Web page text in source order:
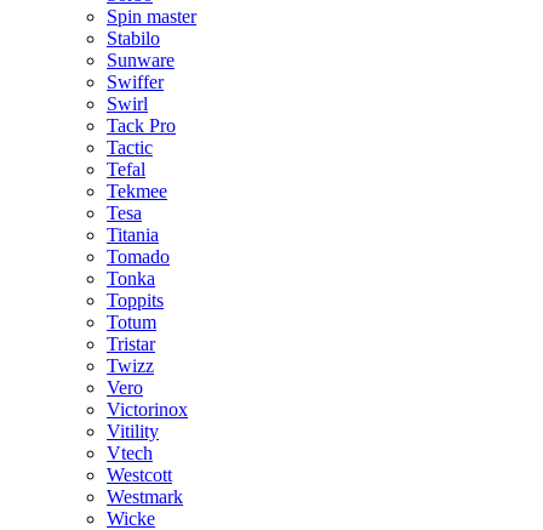
Spin master
Stabilo
Sunware
Swiffer
Swirl
Tack Pro
Tactic
Tefal
Tekmee
Tesa
Titania
Tomado
Tonka
Toppits
Totum
Tristar
Twizz
Vero
Victorinox
Vitility
Vtech
Westcott
Westmark
Wicke